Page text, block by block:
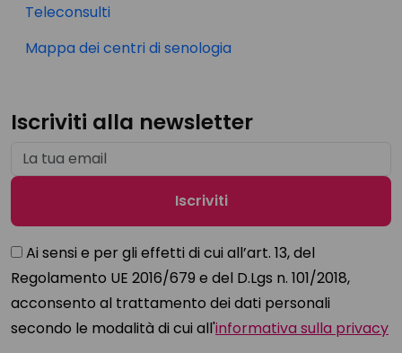
Teleconsulti
Mappa dei centri di senologia
Iscriviti alla newsletter
Ai sensi e per gli effetti di cui all’art. 13, del
Regolamento UE 2016/679 e del D.Lgs n. 101/2018,
acconsento al trattamento dei dati personali
secondo le modalità di cui all'informativa sulla privacy